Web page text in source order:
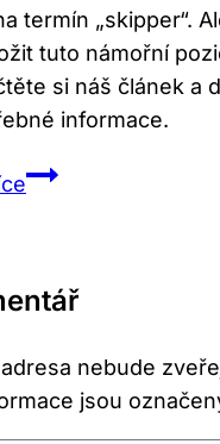
termín „skipper“.
tuto námořní
si náš článek a
informace.
Skipper:
Tento
Termín?nebude
jsou